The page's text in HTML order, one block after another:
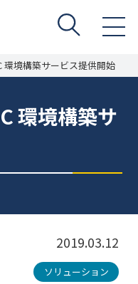
環境構築サービス提供開始
環境構築サ
2019.03.12
ソリューション